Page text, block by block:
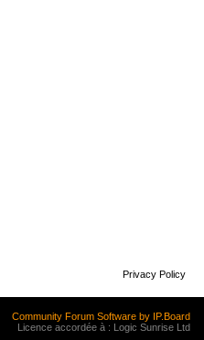
Privacy Policy
Community Forum Software by IP.Board
Licence accordée à : Logic Sunrise Ltd